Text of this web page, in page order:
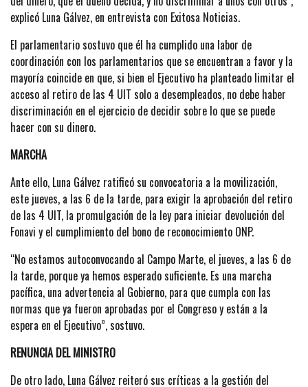
explicó Luna Gálvez, en entrevista con Exitosa Noticias.
El parlamentario sostuvo que él ha cumplido una labor de
coordinación con los parlamentarios que se encuentran a favor y la
mayoría coincide en que, si bien el Ejecutivo ha planteado limitar el
acceso al retiro de las 4 UIT solo a desempleados, no debe haber
discriminación en el ejercicio de decidir sobre lo que se puede
hacer con su dinero.
MARCHA
Ante ello, Luna Gálvez ratificó su convocatoria a la movilización,
este jueves, a las 6 de la tarde, para exigir la aprobación del retiro
de las 4 UIT, la promulgación de la ley para iniciar devolución del
Fonavi y el cumplimiento del bono de reconocimiento ONP.
“No estamos autoconvocando al Campo Marte, el jueves, a las 6 de
la tarde, porque ya hemos esperado suficiente. Es una marcha
pacífica, una advertencia al Gobierno, para que cumpla con las
normas que ya fueron aprobadas por el Congreso y están a la
espera en el Ejecutivo”, sostuvo.
RENUNCIA DEL MINISTRO
De otro lado, Luna Gálvez reiteró sus críticas a la gestión del